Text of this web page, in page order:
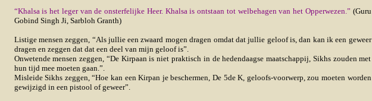
“Khalsa is het leger van de onsterfelijke Heer. Khalsa is ontstaan tot welbehagen van het Opperwezen.” (Guru
Gobind Singh Ji, Sarbloh Granth)
Listige mensen zeggen, “Als jullie een zwaard mogen dragen omdat dat jullie geloof is, dan kan ik een geweer
dragen en zeggen dat dat een deel van mijn geloof is”.
Onwetende mensen zeggen, “De Kirpaan is niet praktisch in de hedendaagse maatschappij, Sikhs zouden met
hun tijd mee moeten gaan.”.
Misleide Sikhs zeggen, “Hoe kan een Kirpan je beschermen, De 5de K, geloofs-voorwerp, zou moeten worden
gewijzigd in een pistool of geweer”.